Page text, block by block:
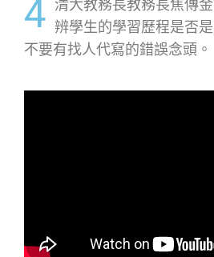
4 清大教務長教務長焦傳
辨學生的學習歷程是否
不要有找人代寫的錯誤念頭。